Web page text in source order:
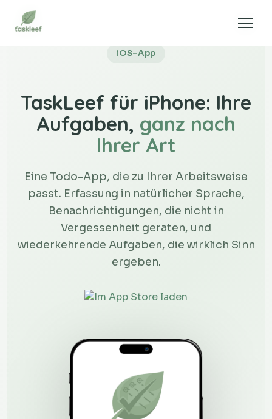
iOS-App
TaskLeef für iPhone: Ihre
Aufgaben, ganz nach
Ihrer Art
Eine Todo-App, die zu Ihrer Arbeitsweise
passt. Erfassung in natürlicher Sprache,
Benachrichtigungen, die nicht in
Vergessenheit geraten, und
wiederkehrende Aufgaben, die wirklich Sinn
ergeben.